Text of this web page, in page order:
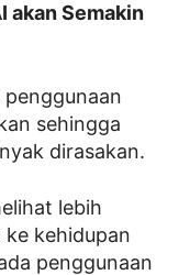
akan Semakin
sehingga
dirasakan.
lebih
kehidupan
penggunaan